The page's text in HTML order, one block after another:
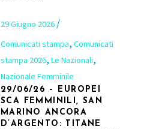
29 Giugno 2026
Comunicati stampa, Comunicati
stampa 2026, Le Nazionali,
Nazionale Femminile
29/06/26 – EUROPEI
SCA FEMMINILI, SAN
MARINO ANCORA
D’ARGENTO: TITANE